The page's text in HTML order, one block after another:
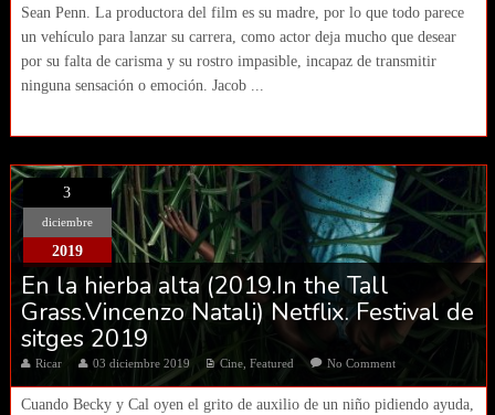
Sean Penn. La productora del film es su madre, por lo que todo parece
un vehículo para lanzar su carrera, como actor deja mucho que desear
por su falta de carisma y su rostro impasible, incapaz de transmitir
ninguna sensación o emoción. Jacob ...
3
diciembre
2019
En la hierba alta (2019.In the Tall
Grass.Vincenzo Natali) Netflix. Festival de
sitges 2019
Ricar 03 diciembre 2019 Cine, Featured No Comment
Cuando Becky y Cal oyen el grito de auxilio de un niño pidiendo ayuda,